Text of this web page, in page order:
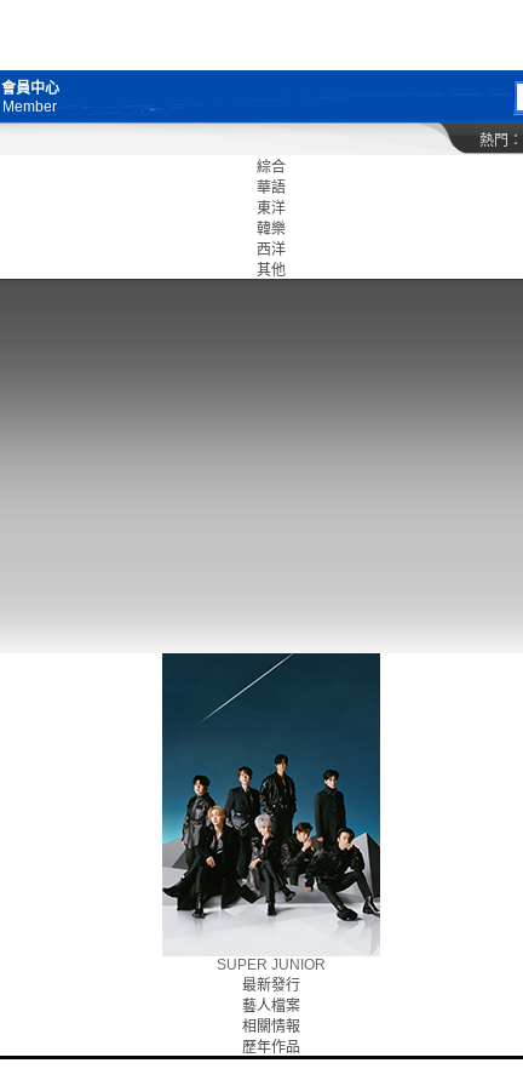
會員中心
Member
熱門：
綜合
華語
東洋
韓樂
西洋
其他
SUPER JUNIOR
最新發行
藝人檔案
相關情報
歷年作品